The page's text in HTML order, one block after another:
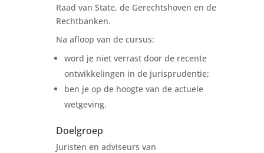
Raad van State, de Gerechtshoven en de
Rechtbanken.
Na afloop van de cursus:
word je niet verrast door de recente
ontwikkelingen in de jurisprudentie;
ben je op de hoogte van de actuele
wetgeving.
Doelgroep
Juristen en adviseurs van